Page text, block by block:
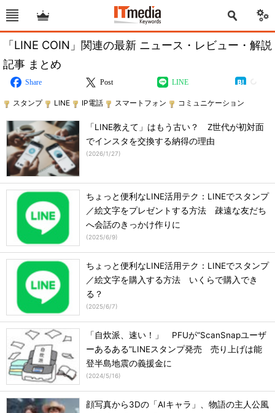
「LINE COIN」関連の最新 ニュース・レビュー・解説
記事 まとめ
Share Post LINE
スタンプ LINE IP電話 スマートフォン コミュニケーション
「LINE教えて」はもう古い？ Z世代が初対面
でインスタを交換する納得の理由
(2026/1/27)
ちょっと便利なLINE活用テク：LINEでスタンプ
／絵文字をプレゼントする方法 疎遠な友だち
へ会話のきっかけ作りに
(2025/6/9)
ちょっと便利なLINE活用テク：LINEでスタンプ
／絵文字を購入する方法 いくらで購入でき
る？
(2025/6/7)
「自炊派、速い！」 PFUが“ScanSnapユーザ
ーあるある”LINEスタンプ発売 売り上げは能
登半島地震の義援金に
(2024/5/16)
顔写真から3Dの「AIキャラ」、物語の主人公風